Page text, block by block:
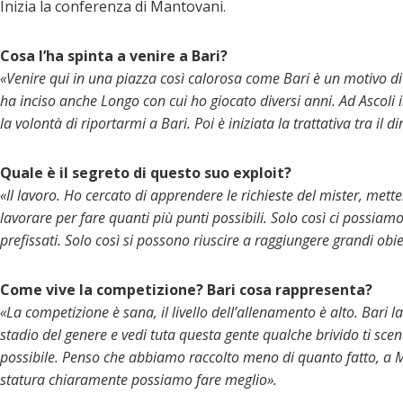
Inizia la conferenza di Mantovani.
Cosa l’ha spinta a venire a Bari?
«Venire qui in una piazza così calorosa come Bari è un motivo
ha inciso anche Longo con cui ho giocato diversi anni. Ad
la volontà di riportarmi a Bari. Poi è iniziata la trattativa tra il
Quale è il segreto di questo suo exploit?
«Il lavoro. Ho cercato di apprendere le richieste del mister,
lavorare per fare quanti più punti possibili. Solo così ci
prefissati. Solo così si possono riuscire a raggiungere grandi
Come vive la competizione? Bari cosa rappresenta?
«La competizione è sana, il livello dell’allenamento è alto.
stadio del genere e vedi tuta questa gente qualche brivido ti
possibile. Penso che abbiamo raccolto meno di quanto fatto, a
statura chiaramente possiamo fare meglio».